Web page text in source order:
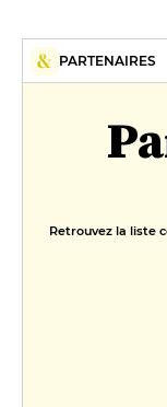
PARTENAIRES
Retrouvez la liste